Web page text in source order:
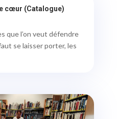
cœur (Catalogue)
que l’on veut défendre
se laisser porter, les